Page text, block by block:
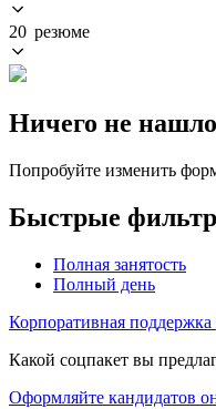
20 резюме
Ничего не
Попробуйте изменить
Быстрые
Полная занятость
Полный день
Корпоративная поддержка
Какой соцпакет вы
Оформляйте кандидатов